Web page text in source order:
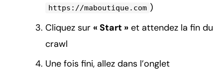
https://maboutique.com )
Cliquez sur « Start » et attendez la fin du
crawl
Une fois fini, allez dans l’onglet